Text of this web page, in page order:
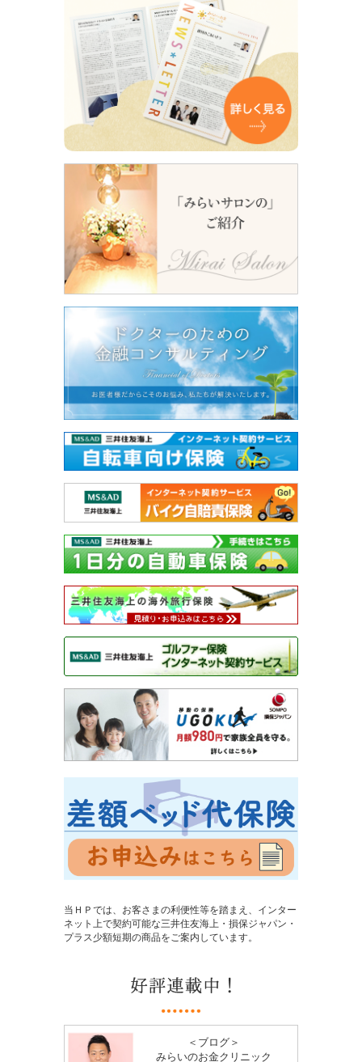
当ＨＰでは、お客さまの利便性等を踏まえ、インター
ネット上で契約可能な三井住友海上・損保ジャパン・
プラス少額短期の商品をご案内しています。
＜ブログ＞
みらいのお金クリニック